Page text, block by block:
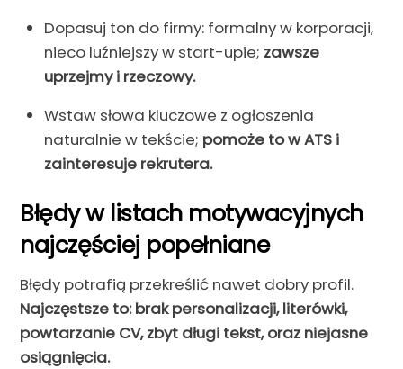
Dopasuj ton do firmy: formalny w korporacji,
nieco luźniejszy w start-upie; zawsze
uprzejmy i rzeczowy.
Wstaw słowa kluczowe z ogłoszenia
naturalnie w tekście; pomoże to w ATS i
zainteresuje rekrutera.
Błędy w listach motywacyjnych
najczęściej popełniane
Błędy potrafią przekreślić nawet dobry profil.
Najczęstsze to: brak personalizacji, literówki,
powtarzanie CV, zbyt długi tekst, oraz niejasne
osiągnięcia.